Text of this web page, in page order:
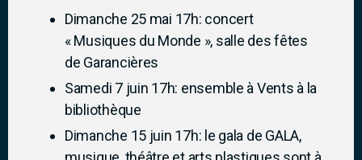
Dimanche 25 mai 17h: concert
« Musiques du Monde », salle des fêtes
de Garancières
Samedi 7 juin 17h: ensemble à Vents à la
bibliothèque
Dimanche 15 juin 17h: le gala de GALA,